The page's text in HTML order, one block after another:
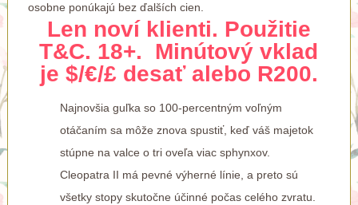
osobne ponúkajú bez ďalších cien.
Len noví klienti. Použitie
T&C. 18+. Minútový vklad
je $/€/£ desať alebo R200.
Najnovšia guľka so 100-percentným voľným
otáčaním sa môže znova spustiť, keď váš majetok
stúpne na valce o tri oveľa viac sphynxov.
Cleopatra II má pevné výherné línie, a preto sú
všetky stopy skutočne účinné počas celého zvratu.